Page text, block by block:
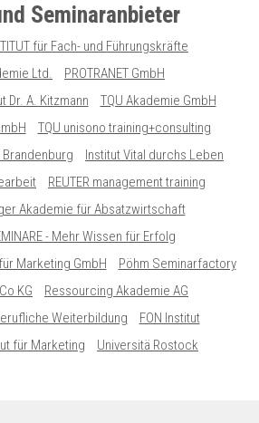
Seminaranbieter
für Fach- und Führungskräfte
Ltd.
PROTRANET GmbH
Dr. A. Kitzmann
TQU Akademie GmbH
TQU unisono training+consulting
Brandenburg
Institut Vital durchs Leben
REUTER management training
Akademie für Absatzwirtschaft
- Mehr Wissen für Erfolg
Marketing GmbH
Pöhm Seminarfactory
KG
Ressourcing Akademie AG
Weiterbildung
FON Institut
für Marketing
Universitä Rostock